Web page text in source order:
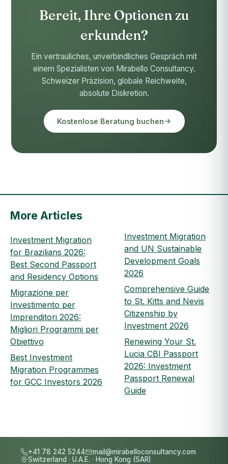
Bereit, Ihre Optionen zu
erkunden?
Ein vertrauliches, unverbindliches Gespräch mit
einem Spezialisten von Mirabello Consultancy.
Schweizer Präzision, globale Reichweite,
absolute Diskretion.
Kostenlose Beratung buchen
More Articles
Investment Migration
for Brazilians 2026:
Best Second Passport
and Residency Options
Migrazione per
Investimento per
Imprenditori 2026:
Migliori Programmi per
Obiettivo
Best Investment
Migration Programmes
for GCC Investors 2026
Investment Migration
and UN Sustainable
Development Goals
2026
Comprehensive Guide
to St. Kitts and Nevis
Citizenship by
Investment 2026
Renewing Your St.
Lucia CBI Passport
2026: Investment
Passport Renewal
Guide
+41 78 242 5244
mail@mirabelloconsultancy.com
Switzerland · U.A.E. · Hong Kong (SAR)